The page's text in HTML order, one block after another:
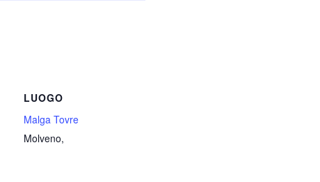
LUOGO
Malga Tovre
Molveno,